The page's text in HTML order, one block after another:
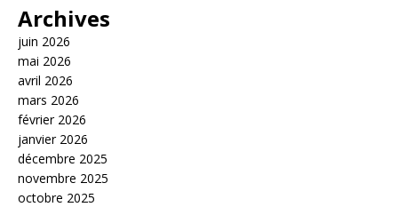
Archives
juin 2026
mai 2026
avril 2026
mars 2026
février 2026
janvier 2026
décembre 2025
novembre 2025
octobre 2025